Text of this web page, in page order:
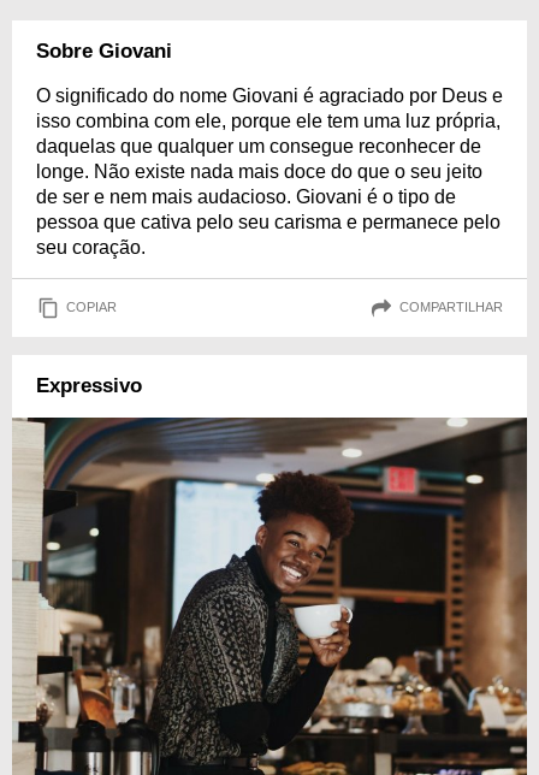
Sobre Giovani
O significado do nome Giovani é agraciado por Deus e
isso combina com ele, porque ele tem uma luz própria,
daquelas que qualquer um consegue reconhecer de
longe. Não existe nada mais doce do que o seu jeito
de ser e nem mais audacioso. Giovani é o tipo de
pessoa que cativa pelo seu carisma e permanece pelo
seu coração.
COPIAR COMPARTILHAR
Expressivo